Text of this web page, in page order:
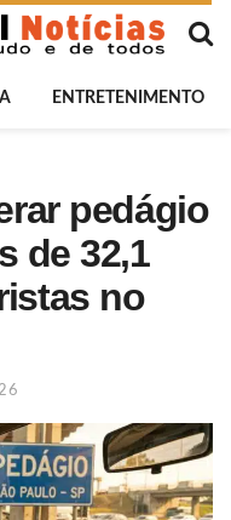
ENTRETENIMENTO
pedágio
de 32,1
no